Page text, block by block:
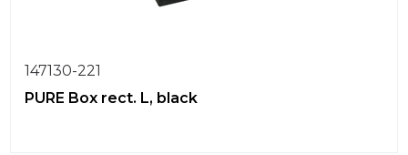
147130-221
PURE Box rect. L, black